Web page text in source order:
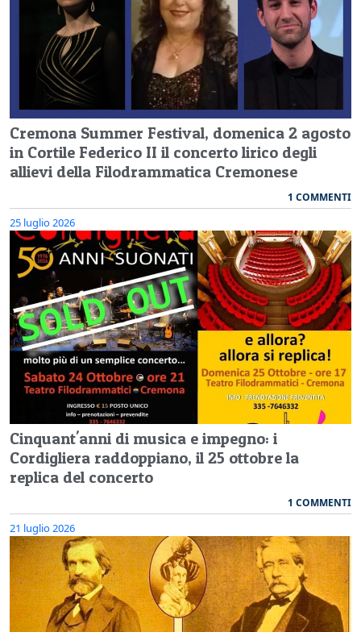
Cremona Summer Festival, domenica 2 agosto
in Cortile Federico II il concerto lirico degli
allievi della Filodrammatica Cremonese
1 COMMENTI
25 luglio 2026
Cinquant'anni di musica e impegno: i
Cordigliera raddoppiano, il 25 ottobre la
replica del concerto
1 COMMENTI
21 luglio 2026